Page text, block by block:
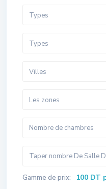
Types
Types
Villes
Les zones
Gamme de prix: 100 DT